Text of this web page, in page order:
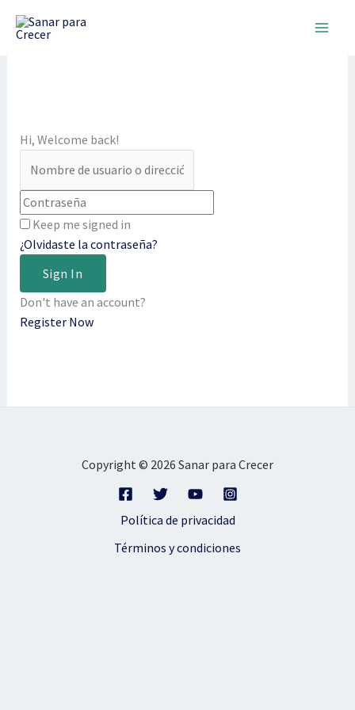
Hi, Welcome back!
Keep me signed in
¿Olvidaste la contraseña?
Sign In
Don't have an account?
Register Now
Copyright © 2026 Sanar para Crecer
Política de privacidad
Términos y condiciones